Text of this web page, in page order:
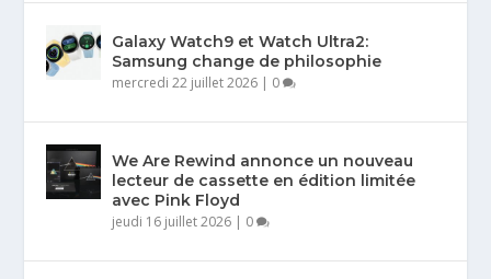
Galaxy Watch9 et Watch Ultra2:
Samsung change de philosophie
mercredi 22 juillet 2026 | 0
We Are Rewind annonce un nouveau
lecteur de cassette en édition limitée
avec Pink Floyd
jeudi 16 juillet 2026 | 0